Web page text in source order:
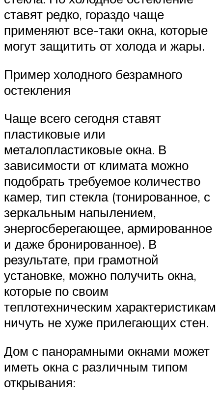
ставят редко, гораздо чаще
применяют все-таки окна, которые
могут защитить от холода и жары.
Пример холодного безрамного
остекления
Чаще всего сегодня ставят
пластиковые или
металопластиковые окна. В
зависимости от климата можно
подобрать требуемое количество
камер, тип стекла (тонированное, с
зеркальным напылением,
энергосберегающее, армированное
и даже бронированное). В
результате, при грамотной
установке, можно получить окна,
которые по своим
теплотехническим характеристикам
ничуть не хуже прилегающих стен.
Дом с панорамными окнами может
иметь окна с различным типом
открывания: